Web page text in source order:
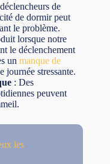
de
de dormir peut
le problème.
lorsque notre
le déclenchement
un manque de
journée stressante.
: Des
peuvent
les